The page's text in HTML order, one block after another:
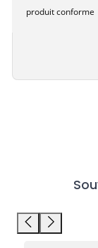
produit conforme